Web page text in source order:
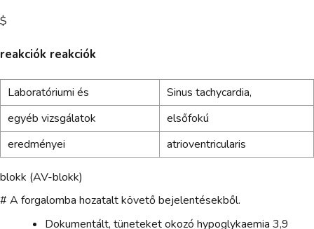
$
reakciók reakciók
Laboratóriumi és
Sinus tachycardia,
egyéb vizsgálatok
elsőfokú
eredményei
atrioventricularis
blokk (AV-blokk)
# A forgalomba hozatalt követő bejelentésekből.
Dokumentált, tüneteket okozó hypoglykaemia 3,9